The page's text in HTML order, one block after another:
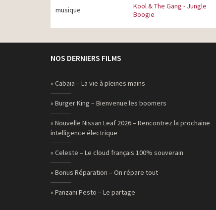
musique
Kool & The Gang - Jungle
Boogie
NOS DERNIERS FILMS
» Cabaia – La vie à pleines mains
» Burger King – Bienvenue les boomers
» Nouvelle Nissan Leaf 2026 – Rencontrez la prochaine
intelligence électrique
» Celeste – Le cloud français 100% souverain
» Bonus Réparation – On répare tout
» Panzani Pesto – Le partage